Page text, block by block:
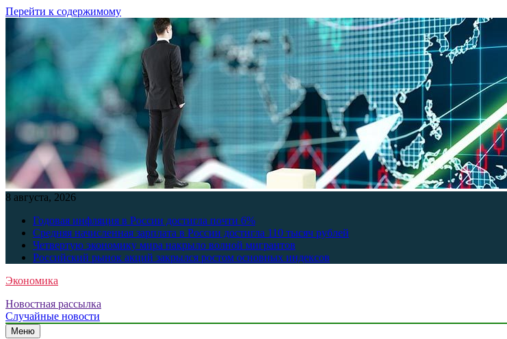
Перейти к содержимому
8 августа, 2026
Годовая инфляция в России достигла почти 6%
Средняя начисленная зарплата в России достигла 110 тысяч рублей
Четвертую экономику мира накрыло волной мигрантов
Российский рынок акций закрылся ростом основных индексов
Экономика
Новостная рассылка
Случайные новости
Меню